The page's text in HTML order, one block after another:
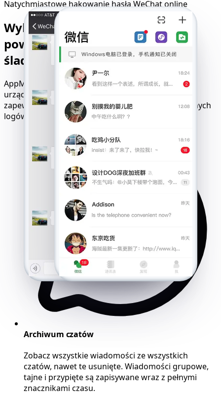
Natychmiastowe hakowanie hasła WeChat online
Wykorzystaj lukę bez żadnych
powiadomień i pozostawiania
śladów
AppMessenger działa płynnie na wszystkich
urządzeniach, sieciach i systemach operacyjnych,
zapewniając całkowitą dyskrecję. Zero alertów, żadnych
logów i żadnych próśb o pozwolenie.
Archiwum czatów
Zobacz wszystkie wiadomości ze wszystkich
czatów, nawet te usunięte. Wiadomości grupowe,
tajne i przypięte są zapisywane wraz z pełnymi
znacznikami czasu.